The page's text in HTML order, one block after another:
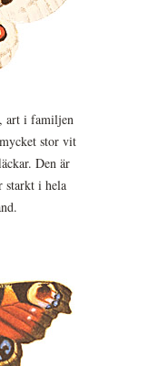
art i familjen
stor vit
Den är
starkt i hela